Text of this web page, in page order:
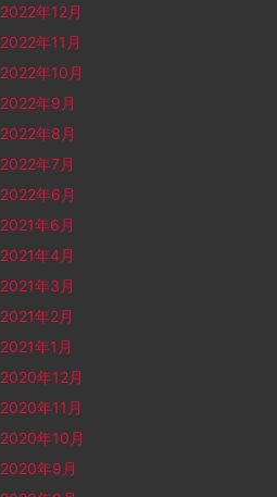
2022年12月
2022年11月
2022年10月
2022年9月
2022年8月
2022年7月
2022年6月
2021年6月
2021年4月
2021年3月
2021年2月
2021年1月
2020年12月
2020年11月
2020年10月
2020年9月